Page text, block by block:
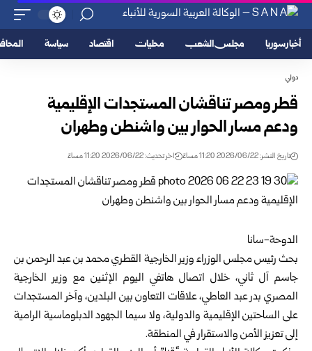
أخبار سوريا مجلس الشعب محليات اقتصاد سياسة
دولي
قطر ومصر تناقشان المستجدات الإقليمية
ودعم مسار الحوار بين واشنطن وطهران
تاريخ النشر: 2026/06/22 11:20 مساءً اخر تحديث: 2026/06/22 11:20 مساءً
الدوحة-سانا
بحث رئيس مجلس الوزراء وزير الخارجية القطري محمد بن عبد الرحمن بن
جاسم آل ثاني، خلال اتصال هاتفي اليوم الإثنين مع وزير الخارجية
المصري بدر عبد العاطي، علاقات التعاون بين البلدين، وآخر المستجدات
على الساحتين الإقليمية والدولية، ولا سيما الجهود الدبلوماسية الرامية
إلى تعزيز الأمن والاستقرار في المنطقة.